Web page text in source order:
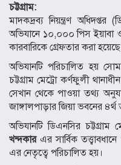
চট্টগ্রাম:
মাদকদ্রব্য নিয়ন্ত্রণ অধিদপ্তর
অভিযানে ১০,০০০ পিস
কারবারিকে গ্রেফতার করা
অভিযানটি পরিচালিত হয়
চট্টগ্রাম মেট্রো কর্ণফুলী
সেখান থেকে পাওয়া তথ্য
জাঙ্গালপাড়ার জিয়া ভবনের ৪র্থ
অভিযানটি ডিএনসির
খন্দকারএর সার্বিক
এর নেতৃত্বে পরিচালিত হয়।